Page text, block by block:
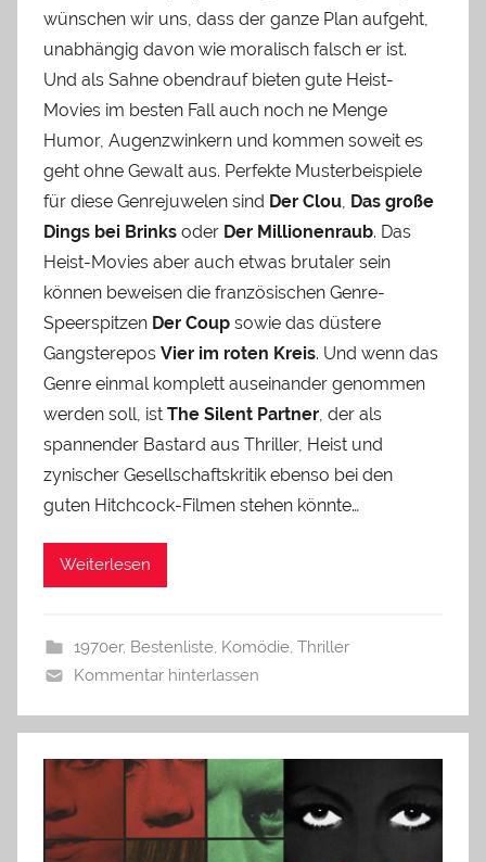
wünschen wir uns, dass der ganze Plan aufgeht,
unabhängig davon wie moralisch falsch er ist.
Und als Sahne obendrauf bieten gute Heist-
Movies im besten Fall auch noch ne Menge
Humor, Augenzwinkern und kommen soweit es
geht ohne Gewalt aus. Perfekte Musterbeispiele
für diese Genrejuwelen sind Der Clou, Das große
Dings bei Brinks oder Der Millionenraub. Das
Heist-Movies aber auch etwas brutaler sein
können beweisen die französischen Genre-
Speerspitzen Der Coup sowie das düstere
Gangsterepos Vier im roten Kreis. Und wenn das
Genre einmal komplett auseinander genommen
werden soll, ist The Silent Partner, der als
spannender Bastard aus Thriller, Heist und
zynischer Gesellschaftskritik ebenso bei den
guten Hitchcock-Filmen stehen könnte…
Weiterlesen
1970er, Bestenliste, Komödie, Thriller
Kommentar hinterlassen